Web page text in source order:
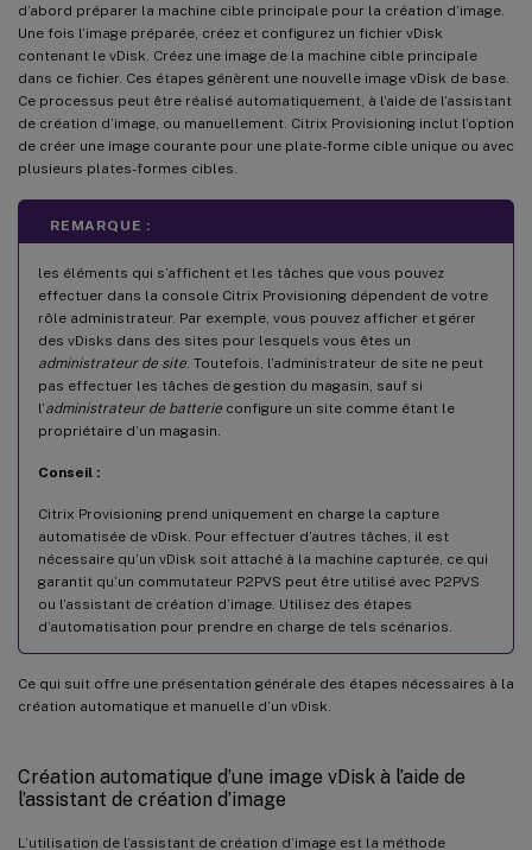
d’abord préparer la machine cible principale pour la création d’image.
Une fois l’image préparée, créez et configurez un fichier vDisk
contenant le vDisk. Créez une image de la machine cible principale
dans ce fichier. Ces étapes génèrent une nouvelle image vDisk de base.
Ce processus peut être réalisé automatiquement, à l’aide de l’assistant
de création d’image, ou manuellement. Citrix Provisioning inclut l’option
de créer une image courante pour une plate-forme cible unique ou avec
plusieurs plates-formes cibles.
REMARQUE :
les éléments qui s’affichent et les tâches que vous pouvez
effectuer dans la console Citrix Provisioning dépendent de votre
rôle administrateur. Par exemple, vous pouvez afficher et gérer
des vDisks dans des sites pour lesquels vous êtes un
administrateur de site . Toutefois, l’administrateur de site ne peut
pas effectuer les tâches de gestion du magasin, sauf si
l’administrateur de batterie configure un site comme étant le
propriétaire d’un magasin.
Conseil :
Citrix Provisioning prend uniquement en charge la capture
automatisée de vDisk. Pour effectuer d’autres tâches, il est
nécessaire qu’un vDisk soit attaché à la machine capturée, ce qui
garantit qu’un commutateur P2PVS peut être utilisé avec P2PVS
ou l’assistant de création d’image. Utilisez des étapes
d’automatisation pour prendre en charge de tels scénarios.
Ce qui suit offre une présentation générale des étapes nécessaires à la
création automatique et manuelle d’un vDisk.
Création automatique d’une image vDisk à l’aide de
l’assistant de création d’image
L’utilisation de l’assistant de création d’image est la méthode